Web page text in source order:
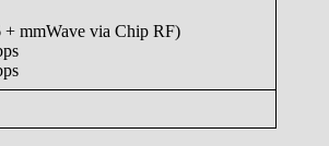
mmWave via Chip RF)